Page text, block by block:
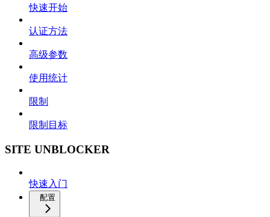
快速开始
认证方法
高级参数
使用统计
限制
限制目标
SITE UNBLOCKER
快速入门
配置